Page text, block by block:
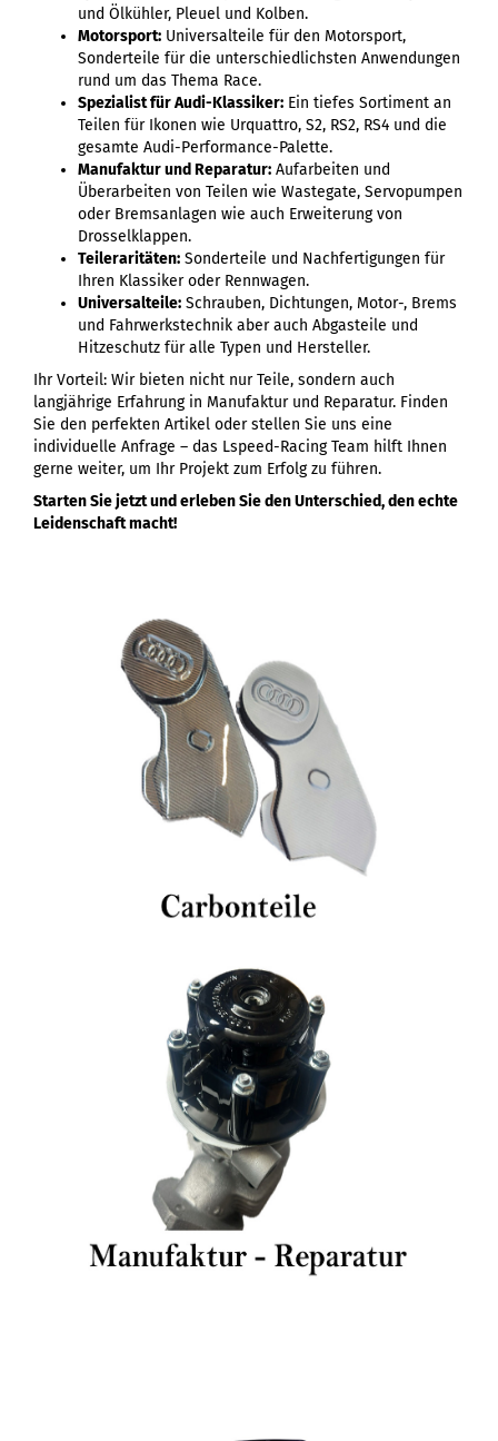
und Ölkühler, Pleuel und Kolben.
Motorsport: Universalteile für den Motorsport,
Sonderteile für die unterschiedlichsten Anwendungen
rund um das Thema Race.
Spezialist für Audi-Klassiker: Ein tiefes Sortiment an
Teilen für Ikonen wie Urquattro, S2, RS2, RS4 und die
gesamte Audi-Performance-Palette.
Manufaktur und Reparatur: Aufarbeiten und
Überarbeiten von Teilen wie Wastegate, Servopumpen
oder Bremsanlagen wie auch Erweiterung von
Drosselklappen.
Teileraritäten: Sonderteile und Nachfertigungen für
Ihren Klassiker oder Rennwagen.
Universalteile: Schrauben, Dichtungen, Motor-, Brems
und Fahrwerkstechnik aber auch Abgasteile und
Hitzeschutz für alle Typen und Hersteller.
Ihr Vorteil: Wir bieten nicht nur Teile, sondern auch
langjährige Erfahrung in Manufaktur und Reparatur. Finden
Sie den perfekten Artikel oder stellen Sie uns eine
individuelle Anfrage – das Lspeed-Racing Team hilft Ihnen
gerne weiter, um Ihr Projekt zum Erfolg zu führen.
Starten Sie jetzt und erleben Sie den Unterschied, den echte
Leidenschaft macht!